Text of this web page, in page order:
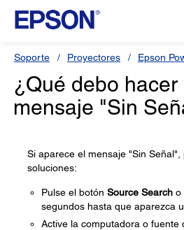
Soporte Proyectores Epson
¿Qué debo hacer
mensaje "Sin
Si aparece el mensaje "Sin
soluciones:
Pulse el botón Source Search o
segundos hasta que aparezca
Active la computadora o fuente